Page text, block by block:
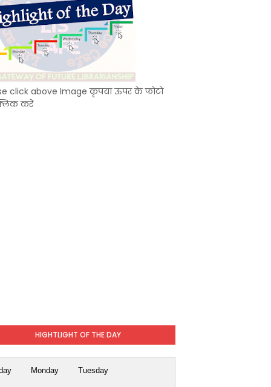
click above Image कृपया ऊपर के फोटो
करें
HIGHTLIGHT OF THE DAY
Monday Tuesday